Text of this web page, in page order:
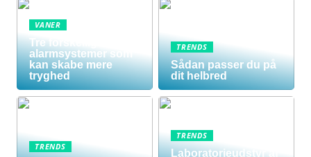
VANER
Tre forskellige
alarmsystemer som
kan skabe mere
tryghed
TRENDS
Sådan passer du på
dit helbred
TRENDS
TRENDS
Laboratorieudstyr af